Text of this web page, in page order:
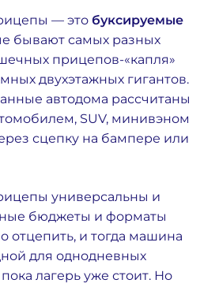
— это буксируемые
бывают самых разных
прицепов-«капля»
двухэтажных гигантов.
автодома рассчитаны
SUV, минивэном
сцепку на бампере или
универсальны и
бюджеты и форматы
отцепить, и тогда машина
для однодневных
лагерь уже стоит. Но